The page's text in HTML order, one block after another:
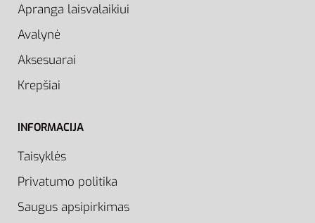
Apranga laisvalaikiui
Avalynė
Aksesuarai
Krepšiai
INFORMACIJA
Taisyklės
Privatumo politika
Saugus apsipirkimas